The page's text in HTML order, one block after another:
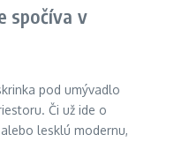
spočíva v
pod umývadlo
Či už ide o
lesklú modernu,